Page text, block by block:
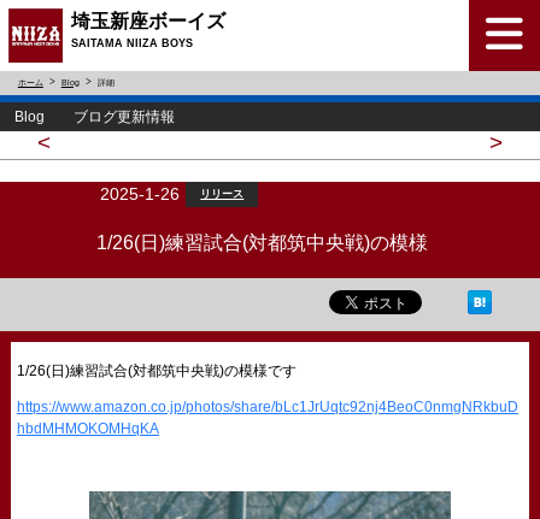
埼玉新座ボーイズ
SAITAMA NIIZA BOYS
ホーム Blog 詳細
Blog ブログ更新情報
< >
2025-1-26 リリース
1/26(日)練習試合(対都筑中央戦)の模様
1/26(日)練習試合(対都筑中央戦)の模様です
https://www.amazon.co.jp/photos/share/bLc1JrUqtc92nj4BeoC0nmgNRkbuD
hbdMHMOKOMHqKA